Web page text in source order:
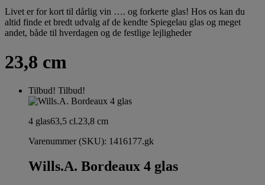
Livet er for kort til dårlig vin …. og forkerte glas! Hos os kan du
altid finde et bredt udvalg af de kendte Spiegelau glas og meget
andet, både til hverdagen og de festlige lejligheder
23,8 cm
Tilbud! Tilbud!
4 glas63,5 cl.23,8 cm
Varenummer (SKU): 1416177.gk
Wills.A. Bordeaux 4 glas